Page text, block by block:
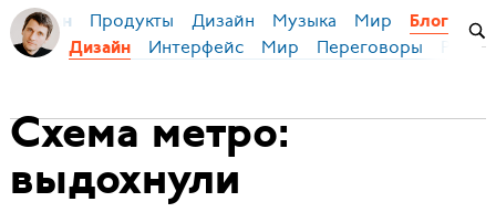
Бирман Продукты Дизайн Музыка Мир
Блог
Дизайн
Интерфейс Мир Переговоры
Схема метро:
выдохнули